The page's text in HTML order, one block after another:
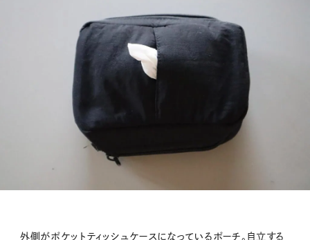
外側がポケットティッシュケースになっているポーチ。自立する